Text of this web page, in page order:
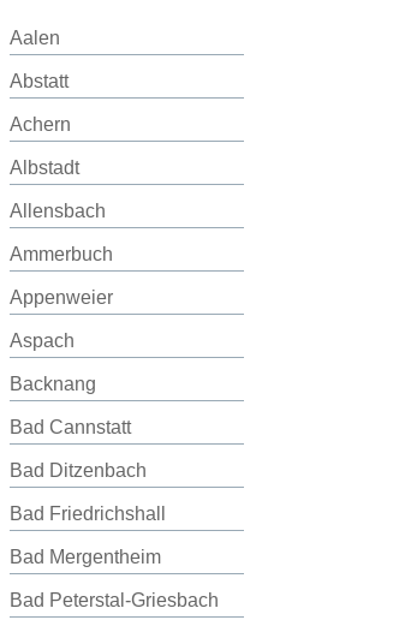
Aalen
Abstatt
Achern
Albstadt
Allensbach
Ammerbuch
Appenweier
Aspach
Backnang
Bad Cannstatt
Bad Ditzenbach
Bad Friedrichshall
Bad Mergentheim
Bad Peterstal-Griesbach